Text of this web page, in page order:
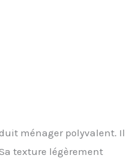
ménager polyvalent. Il
texture légèrement